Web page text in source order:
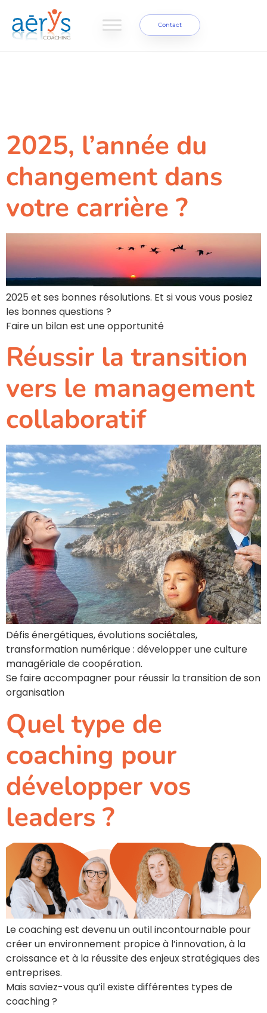
Contact
2025, l’année du
changement dans
votre carrière ?
2025 et ses bonnes résolutions. Et si vous vous posiez
les bonnes questions ?
Faire un bilan est une opportunité
Réussir la transition
vers le management
collaboratif
Défis énergétiques, évolutions sociétales,
transformation numérique : développer une culture
managériale de coopération.
Se faire accompagner pour réussir la transition de son
organisation
Quel type de
coaching pour
développer vos
leaders ?
Le coaching est devenu un outil incontournable pour
créer un environnement propice à l’innovation, à la
croissance et à la réussite des enjeux stratégiques des
entreprises.
Mais saviez-vous qu’il existe différentes types de
coaching ?